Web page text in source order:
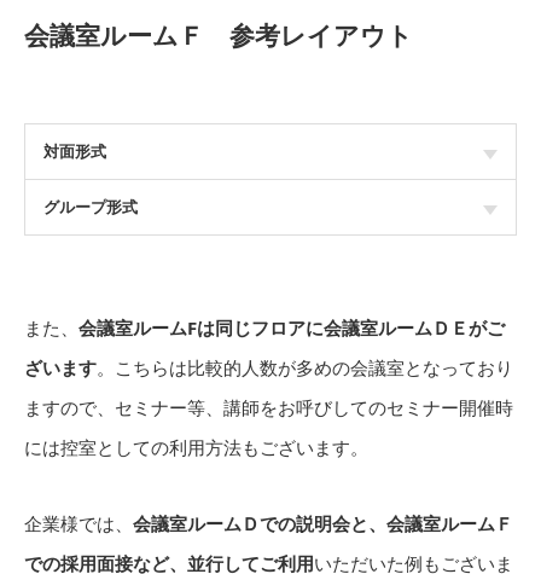
会議室ルームＦ 参考レイアウト
対面形式
グループ形式
また、 会議室ルームFは同じフロアに会議室ルームＤＥがご
ざいます。こちらは比較的人数が多めの会議室となっており
ますので、セミナー等、講師をお呼びしてのセミナー開催時
には控室としての利用方法もございます。
企業様では、 会議室ルームＤでの説明会と、会議室ルームＦ
での採用面接など、並行してご利用いただいた例もございま